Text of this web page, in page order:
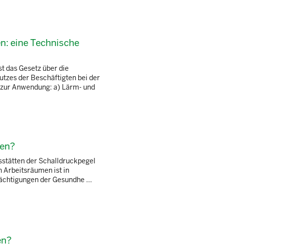
eine Technische
das Gesetz über die
der Beschäftigten bei der
Anwendung: a) Lärm- und
der Schalldruckpegel
Arbeitsräumen ist in
der Gesundhe ...